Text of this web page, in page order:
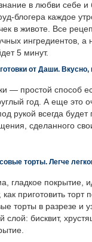
в любви себе и
блогера каждое
в животе. Все
ингредиентов, а
5 минут.
от Даши. Вкусно,
— простой способ
год. А еще это
рукой всегда
сделанного
торты. Легче
гладкое покрытие,
приготовить торт
торты в разрезе и
слой: бисквит,